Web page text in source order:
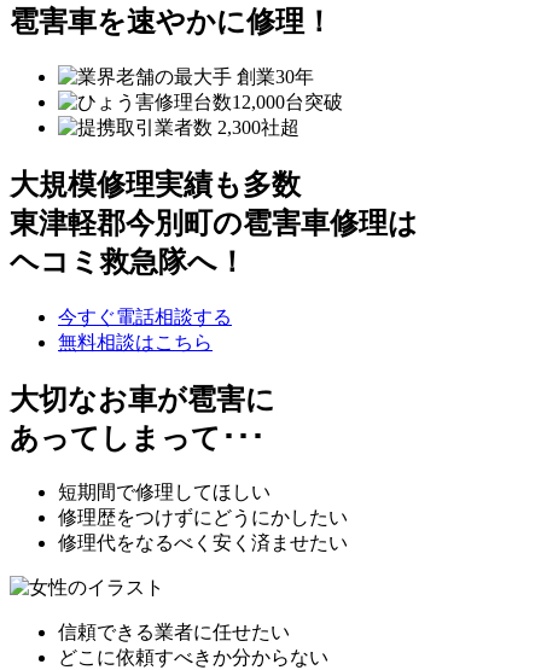
雹害車を速やかに修理！
大規模修理実績も多数
東津軽郡今別町の雹害車修理は
ヘコミ救急隊へ！
今すぐ電話相談する
無料相談はこちら
大切なお車が雹害に
あってしまって･･･
短期間で修理してほしい
修理歴をつけずにどうにかしたい
修理代をなるべく安く済ませたい
信頼できる業者に任せたい
どこに依頼すべきか分からない